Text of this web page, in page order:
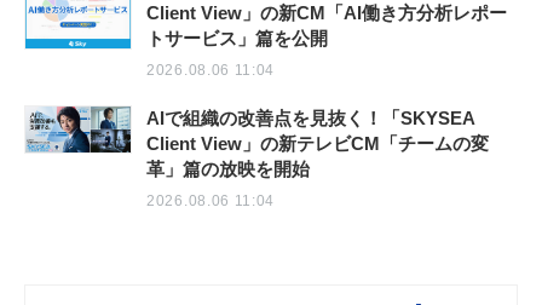
Client View」の新CM「AI働き方分析レポー
トサービス」篇を公開
2026.08.06 11:04
AIで組織の改善点を見抜く！「SKYSEA
Client View」の新テレビCM「チームの変
革」篇の放映を開始
2026.08.06 11:04